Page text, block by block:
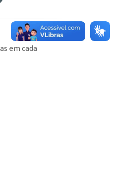
em cada